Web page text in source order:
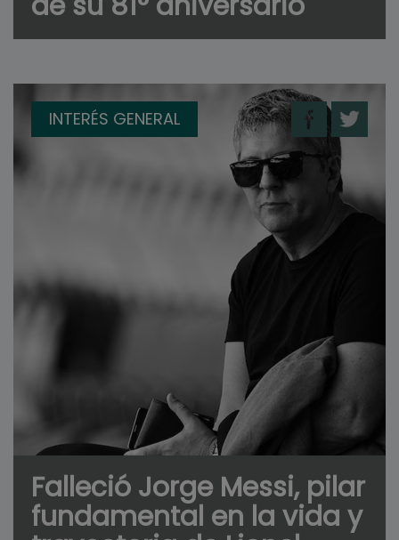
INTERÉS GENERAL
Falleció Jorge Messi, pilar
fundamental en la vida y